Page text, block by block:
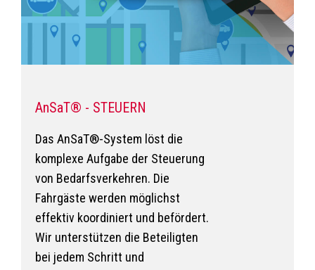
AnSaT® - STEUERN
Das AnSaT®-System löst die
komplexe Aufgabe der Steuerung
von Bedarfsverkehren. Die
Fahrgäste werden möglichst
effektiv koordiniert und befördert.
Wir unterstützen die Beteiligten
bei jedem Schritt und